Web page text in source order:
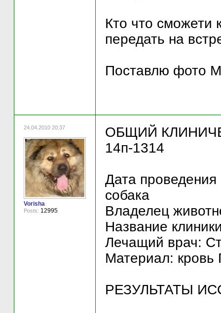
Кто что сможети
передать на
Поставлю фото
24.04.2010 20:37
Vorisha
Posts: 12995
ОБЩИЙ
14п-1314
Дата
собака
Владелец
Название
Лечащий врач:
Материал: кровь
РЕЗУЛЬТАТЫ